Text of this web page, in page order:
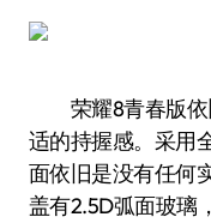
荣耀8青春版依
适的持握感。采用
面依旧是没有任何
盖有2.5D弧面玻璃